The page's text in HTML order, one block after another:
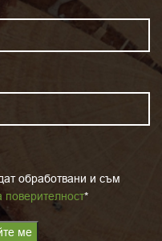
обработвани и съм
поверителност*